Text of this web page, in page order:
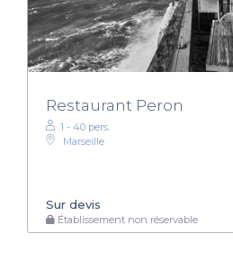
Restaurant Peron
1 - 40 pers.
Marseille
Sur devis
Établissement non réservable